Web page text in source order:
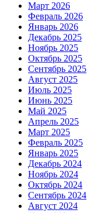
Март 2026
Февраль 2026
Январь 2026
Декабрь 2025
Ноябрь 2025
Октябрь 2025
Сентябрь 2025
Август 2025
Июль 2025
Июнь 2025
Май 2025
Апрель 2025
Март 2025
Февраль 2025
Январь 2025
Декабрь 2024
Ноябрь 2024
Октябрь 2024
Сентябрь 2024
Август 2024